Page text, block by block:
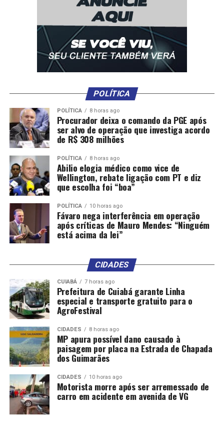
POLÍTICA
POLÍTICA 8 horas ago
Procurador deixa o comando da PGE após
ser alvo de operação que investiga acordo
de R$ 308 milhões
POLÍTICA 8 horas ago
Abilio elogia médico como vice de
Wellington, rebate ligação com PT e diz
que escolha foi “boa”
POLÍTICA 10 horas ago
Fávaro nega interferência em operação
após críticas de Mauro Mendes: “Ninguém
está acima da lei”
CIDADES
CUIABÁ 7 horas ago
Prefeitura de Cuiabá garante Linha
especial e transporte gratuito para o
AgroFestival
CIDADES 8 horas ago
MP apura possível dano causado à
paisagem por placa na Estrada de Chapada
dos Guimarães
CIDADES 10 horas ago
Motorista morre após ser arremessado de
carro em acidente em avenida de VG